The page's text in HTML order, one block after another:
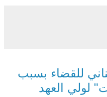
للقضاء بسبب
لولي العهد